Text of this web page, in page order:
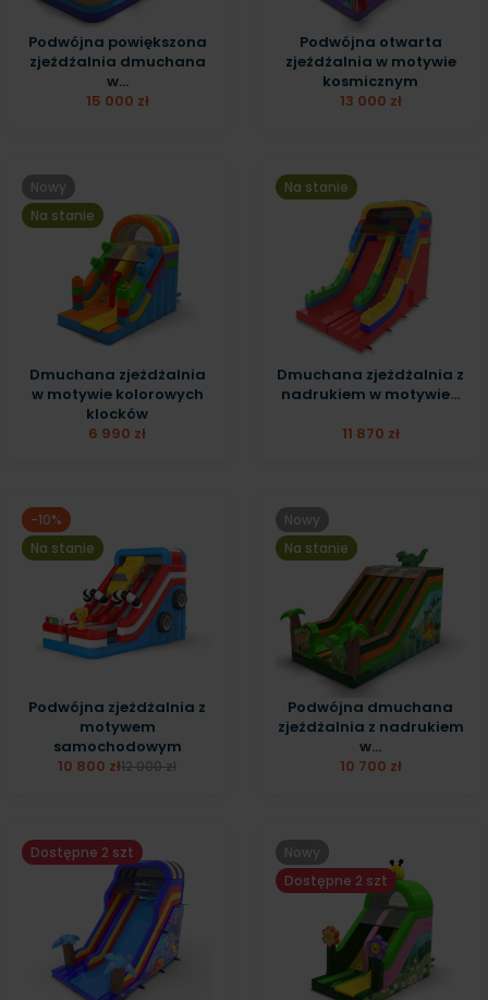
Podwójna powiększona
zjeżdżalnia dmuchana
w...
15 000 zł
Podwójna otwarta
zjeżdżalnia w motywie
kosmicznym
13 000 zł
Nowy
Na stanie
Dmuchana zjeżdżalnia
w motywie kolorowych
klocków
6 990 zł
Na stanie
Dmuchana zjeżdżalnia z
nadrukiem w motywie...
11 870 zł
-10%
Na stanie
Podwójna zjeżdżalnia z
motywem
samochodowym
10 800 zł12 000 zł
Nowy
Na stanie
Podwójna dmuchana
zjeżdżalnia z nadrukiem
w...
10 700 zł
Dostępne 2 szt
Nowy
Dostępne 2 szt